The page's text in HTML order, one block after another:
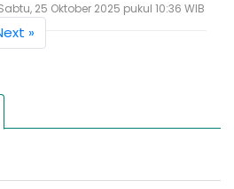
25 Oktober 2025 pukul 10:36 WIB
»